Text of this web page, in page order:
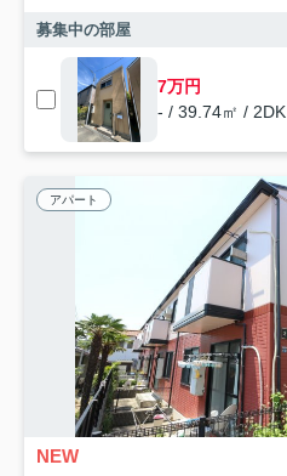
募集中の部屋
7万円
- / 39.74㎡ / 2DK
アパート
NEW